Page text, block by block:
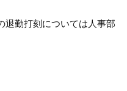
勤打刻については人事部